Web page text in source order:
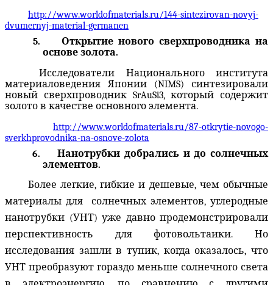
http://www.worldofmaterials.ru/144-sintezirovan-novyj-
dvumernyj-material-germanen
5.
Открытие нового сверхпроводника на
основе золота.
Исследователи Национального института
материаловедения Японии (NIMS) синтезировали
новый сверхпроводник SrAuSi3, который содержит
золото в качестве основного элемента.
http://www.worldofmaterials.ru/87-otkrytie-novogo-
sverkhprovodnika-na-osnove-zolota
6.
Нанотрубки добрались и до солнечных
элементов.
Более легкие,гибкие и дешевые, чем обычные
материалы для
солнечных элементов, углеродные
нанотрубки (УНТ) уже давно продемонстрировали
перспективность для
фотовольтаики.Но
исследования зашли в тупик, когдаоказалось, что
УНТ преобразуют гораздо меньше солнечного света